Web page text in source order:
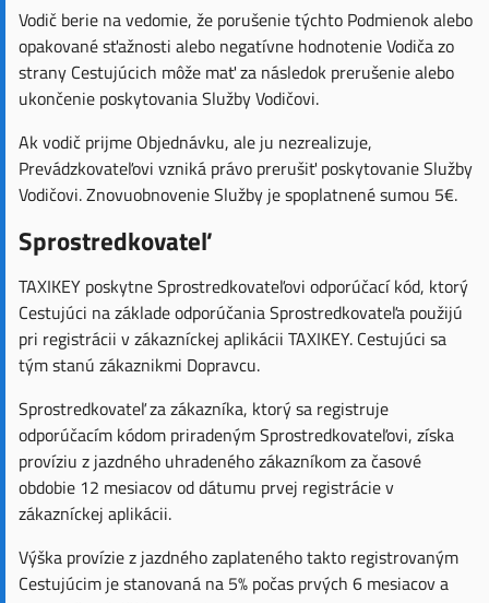
Vodič berie na vedomie, že porušenie týchto Podmienok alebo
opakované sťažnosti alebo negatívne hodnotenie Vodiča zo
strany Cestujúcich môže mať za následok prerušenie alebo
ukončenie poskytovania Služby Vodičovi.
Ak vodič prijme Objednávku, ale ju nezrealizuje,
Prevádzkovateľovi vzniká právo prerušiť poskytovanie Služby
Vodičovi. Znovuobnovenie Služby je spoplatnené sumou 5€.
Sprostredkovateľ
TAXIKEY poskytne Sprostredkovateľovi odporúčací kód, ktorý
Cestujúci na základe odporúčania Sprostredkovateľa použijú
pri registrácii v zákazníckej aplikácii TAXIKEY. Cestujúci sa
tým stanú zákaznikmi Dopravcu.
Sprostredkovateľ za zákazníka, ktorý sa registruje
odporúčacím kódom priradeným Sprostredkovateľovi, získa
províziu z jazdného uhradeného zákazníkom za časové
obdobie 12 mesiacov od dátumu prvej registrácie v
zákazníckej aplikácii.
Výška provízie z jazdného zaplateného takto registrovaným
Cestujúcim je stanovaná na 5% počas prvých 6 mesiacov a